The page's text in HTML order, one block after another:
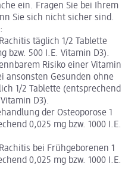
ein. Fragen Sie bei Ihrem
Sie sich nicht sicher sind.
täglich 1/2 Tablette
bzw. 500 I.E. Vitamin D3).
Risiko einer Vitamin
ansonsten Gesunden ohne
1/2 Tablette (entsprechend
D3).
der Osteoporose 1
0,025 mg bzw. 1000 I.E.
bei Frühgeborenen 1
0,025 mg bzw. 1000 I.E.